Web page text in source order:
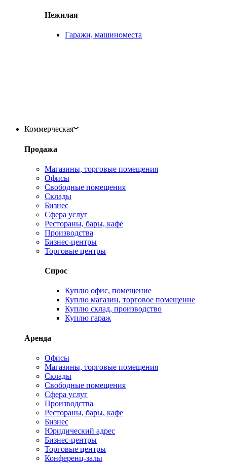
Нежилая
Гаражи, машиноместа
Коммерческая
Продажа
Магазины, торговые помещения
Офисы
Свободные помещения
Склады
Бизнес
Сфера услуг
Рестораны, бары, кафе
Производства
Бизнес-центры
Торговые центры
Спрос
Куплю офис, помещение
Куплю магазин, торговое помещение
Куплю склад, производство
Куплю гараж
Аренда
Офисы
Магазины, торговые помещения
Склады
Свободные помещения
Сфера услуг
Производства
Рестораны, бары, кафе
Бизнес
Юридический адрес
Бизнес-центры
Торговые центры
Конференц-залы